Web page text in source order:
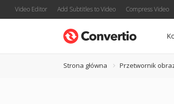
Video Editor Add Subtitles to Video Compress Video
Strona główna Przetwornik